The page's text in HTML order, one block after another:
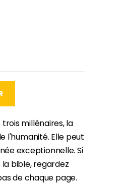
trois millénaires, la
l'humanité. Elle peut
exceptionnelle. Si
la bible, regardez
de chaque page.